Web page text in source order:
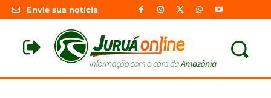
Envie sua notícia